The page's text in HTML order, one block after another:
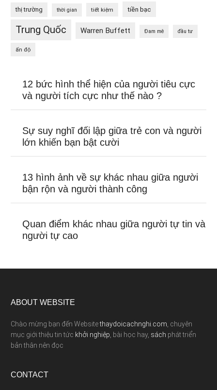
thị trường thời gian tiết kiệm tiền bạc
Trung Quốc Warren Buffett Đam mê đầu tư
ấn độ
12 bức hình thể hiện của người tiêu cực
và người tích cực như thế nào ?
Sự suy nghĩ đối lập giữa trẻ con và người
lớn khiến bạn bật cười
13 hình ảnh về sự khác nhau giữa người
bận rộn và người thành công
Quan điểm khác nhau giữa người tự tin và
người tự cao
ABOUT WEBSITE
Chào mừng bạn đến Websitethaydoicachnghi.com , chuyên
mục giới thiệu tin tức khởi nghiệp , bài học hay, sách phát triển
bản thân nên đọc
CONTACT